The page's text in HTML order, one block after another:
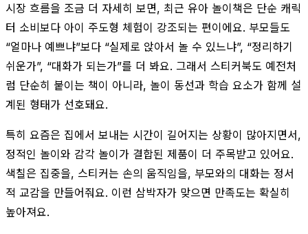
시장 흐름을 조금 더 자세히 보면, 최근 유아 놀이책은 단순 캐릭
터 소비보다 아이 주도형 체험이 강조되는 편이에요. 부모들도
“얼마나 예쁘냐”보다 “실제로 앉아서 놀 수 있느냐”, “정리하기
쉬운가”, “대화가 되는가”를 더 봐요. 그래서 스티커북도 예전처
럼 단순히 붙이는 책이 아니라, 놀이 동선과 학습 요소가 함께 설
계된 형태가 선호돼요.
특히 요즘은 집에서 보내는 시간이 길어지는 상황이 많아지면서,
정적인 놀이와 감각 놀이가 결합된 제품이 더 주목받고 있어요.
색칠은 집중을, 스티커는 손의 움직임을, 부모와의 대화는 정서
적 교감을 만들어줘요. 이런 삼박자가 맞으면 만족도는 확실히
높아져요.